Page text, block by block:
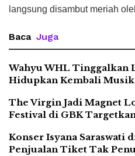
langsung disambut meriah
Baca Juga
Wahyu WHL Tinggalkan
Hidupkan Kembali Musik
The Virgin Jadi Magnet
Festival di GBK
Konser Isyana Saraswati
Penjualan Tiket Tak